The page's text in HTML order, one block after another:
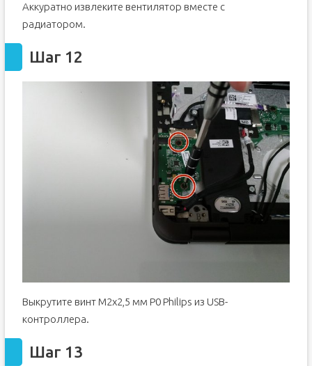
Аккуратно извлеките вентилятор вместе с
радиатором.
Шаг 12
Выкрутите винт M2x2,5 мм P0 Philips из USB-
контроллера.
Шаг 13